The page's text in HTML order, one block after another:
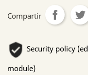
Compartir
Security policy
module)